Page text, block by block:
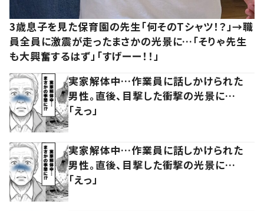
3歳息子を見た保育園の先生「何そのTシャツ！？」→職
員全員に激震が走ったまさかの光景に…「そりゃ先生
も大興奮するはず」「すげーー！！」
実家解体中…作業員に話しかけられた
男性。直後、目撃した衝撃の光景に…
「えっ」
実家解体中…作業員に話しかけられた
男性。直後、目撃した衝撃の光景に…
「えっ」